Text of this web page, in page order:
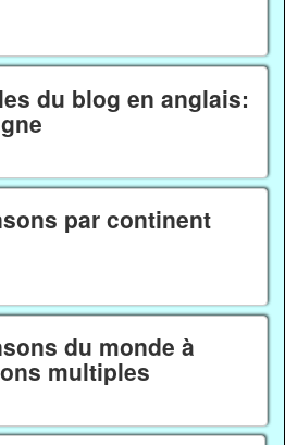
du blog en anglais:
par continent
du monde à
multiples